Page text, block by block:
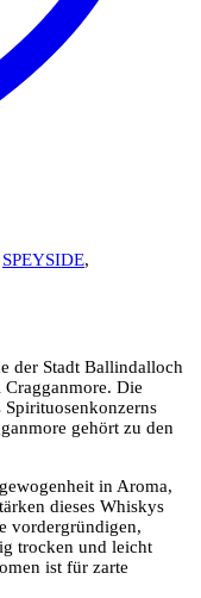
SPEYSIDE,
der Stadt Ballindalloch
Die
gehört zu den
in Aroma,
dieses Whiskys
vordergründigen,
trocken und leicht
ist für zarte